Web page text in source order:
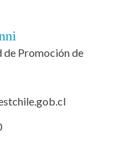
de Promoción de